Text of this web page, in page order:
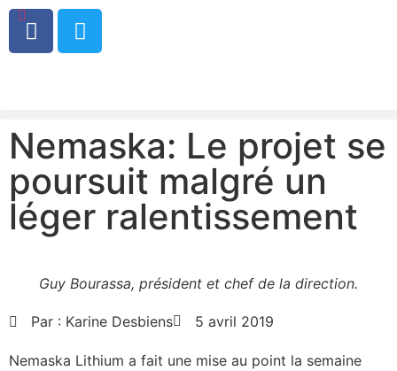
0
Nemaska: Le projet se
poursuit malgré un
léger ralentissement
Guy Bourassa, président et chef de la direction.
Par : Karine Desbiens 5 avril 2019
Nemaska Lithium a fait une mise au point la semaine